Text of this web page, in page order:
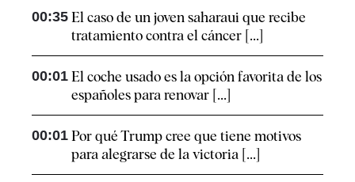
00:35 El caso de un joven saharaui que recibe
tratamiento contra el cáncer [...]
00:01 El coche usado es la opción favorita de los
españoles para renovar [...]
00:01 Por qué Trump cree que tiene motivos
para alegrarse de la victoria [...]